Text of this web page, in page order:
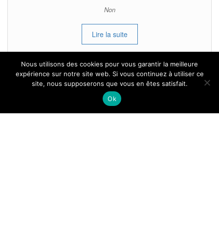
Non
Lire la suite
Tous droits reservés.
Nous utilisons des cookies pour vous garantir la meilleure
expérience sur notre site web. Si vous continuez à utiliser ce
site, nous supposerons que vous en êtes satisfait.
Ok